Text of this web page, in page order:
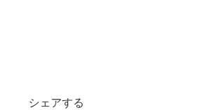
シェアする